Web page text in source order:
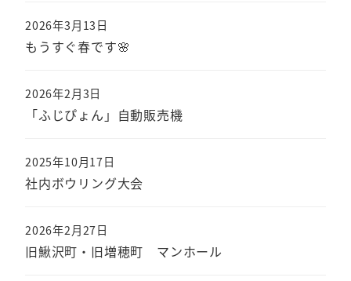
もうすぐ春です🌸
2026年3月13日
「ふじぴょん」自動販売機
2026年2月3日
社内ボウリング大会
2025年10月17日
旧鰍沢町・旧増穂町 マンホール
2026年2月27日